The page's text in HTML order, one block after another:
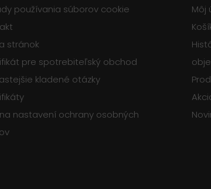
používania súborov cookie
stránok
pre spotrebiteľský obchod
kladené otázky
nastavení ochrany osobných
Môj